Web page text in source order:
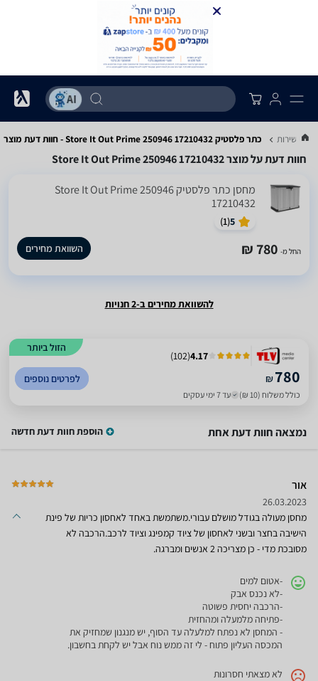
שירות כתר פלסטיק Store It Out Prime 250946 17210432 - חוות דעת מוצר
חוות דעת על מוצר Store It Out Prime 250946 17210432
‏מחסן ‏כתר פלסטיק Store It Out Prime 250946
17210432
5
(
1
)
החל מ- 780 ₪ השוואת מחירים
להשוואת מחירים ב-2 חנויות
הזול ביותר
4.17
(
102
)
₪780
כולל משלוח (10 ₪) עד 7 ימי עסקים
לפרטים נוספים
נמצאה חוות דעת אחת הוספת חוות דעת חדשה
אור
26.03.2023
מחסן מעולה בגודל מושלם עבורי.משתמשת באחד לאחסון כריות של פינת
הישיבה בחצר ובשני לאחסון של ציוד קמפינג וציוד לרכב.הרכבה לא
מסובכת מדי - כן מצריכה 2 אנשים ומברגה.
-אטום למים
-לא נכנס אבק
-הרכבה יחסית פשוטה
-פתיחה מלמעלה ומהחזית
- המחסן לא נפתח למלעלה עד הסוף, יש מנגנון שמחזיק את
המכסה העליון פתוח - לי זה ממש נוח אבל יש לקחת בחשבון.
לא מצאתי חסרונות